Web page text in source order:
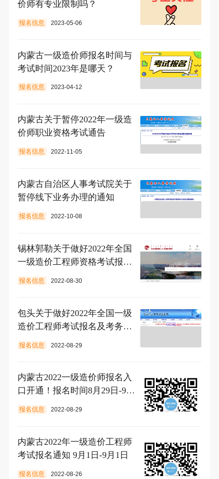
价师有专业限制吗？
报名信息 2023-05-06
内蒙古一级造价师报名时间与
考试时间2023年是哪天？
报名信息 2023-04-12
内蒙古关于暂停2022年一级造
价师职业资格考试通告
报名信息 2022-11-05
内蒙古自治区人事考试院关于
暂停线下业务办理的通知
报名信息 2022-10-08
锡林郭勒关于做好2022年全国
一级造价工程师资格考试报名
工作的通知
报名信息 2022-08-30
包头关于做好2022年全国一级
造价工程师考试报名及考务工
作的公告
报名信息 2022-08-29
内蒙古2022一级造价师报名入
口开通！报名时间8月29日-9月
11日
报名信息 2022-08-29
内蒙古2022年一级造价工程师
考试报名通知 9月1日-9月1日
报名信息 2022-08-26